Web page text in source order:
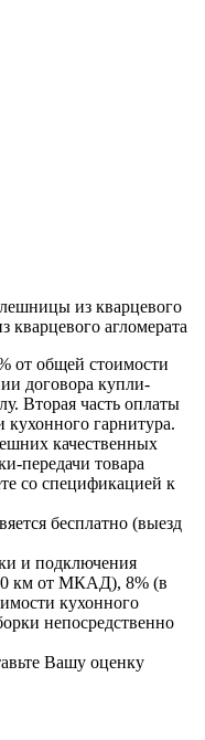
из кварцевого
кварцевого агломерата
от общей стоимости
договора купли-
Вторая часть оплаты
кухонного гарнитура.
качественных
передачи товара
со спецификацией к
бесплатно (выезд
и подключения
км от МКАД), 8% (в
кухонного
непосредственно
Вашу оценку